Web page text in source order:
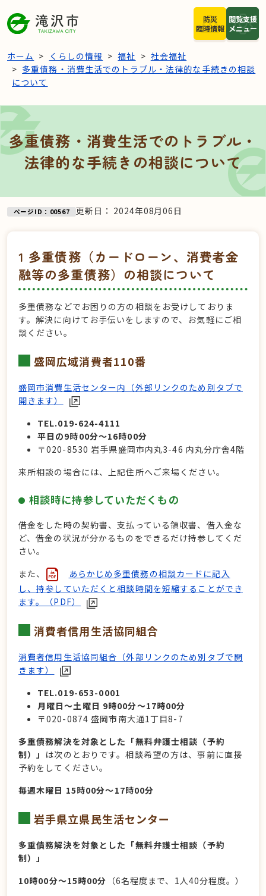
閲覧支援
メニュー
防災
臨時情報
ホーム くらしの情報 福祉
社会福祉
多重債務・消費生活でのトラブル・法律的な手続きの相談
について
多重債務・消費生活でのトラブル・
法律的な手続きの相談について
ページID：00567 更新日： 2024年08月06日
1 多重債務（カードローン、消費者金
融等の多重債務）の相談について
多重債務などでお困りの方の相談をお受けしておりま
す。解決に向けてお手伝いをしますので、お気軽にご相
談ください。
盛岡広域消費者110番
盛岡市消費生活センター内（外部リンクのため別タブで
開きます）
TEL.019-624-4111
平日の9時00分～16時00分
〒020-8530 岩手県盛岡市内丸3-46 内丸分庁舎4階
来所相談の場合には、上記住所へご来場ください。
相談時に持参していただくもの
借金をした時の契約書、支払っている領収書、借入金な
ど、借金の状況が分かるものをできるだけ持参してくだ
さい。
また、
あらかじめ多重債務の相談カードに記入
し、持参していただくと相談時間を短縮することができ
ます。（PDF）
消費者信用生活協同組合
消費者信用生活協同組合（外部リンクのため別タブで開
きます）
TEL.019-653-0001
月曜日～土曜日 9時00分～17時00分
〒020-0874 盛岡市南大通1丁目8-7
多重債務解決を対象とした「無料弁護士相談（予約
制）」 は次のとおりです。相談希望の方は、事前に直接
予約をしてください。
毎週木曜日 15時00分～17時00分
岩手県立県民生活センター
多重債務解決を対象とした「無料弁護士相談（予約
制）」
10時00分～15時00分 （6名程度まで、1人40分程度。）